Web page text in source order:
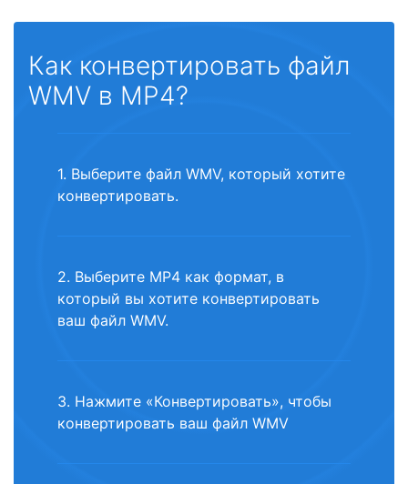
Как конвертировать файл
WMV в MP4?
1. Выберите файл WMV, который хотите
конвертировать.
2. Выберите MP4 как формат, в
который вы хотите конвертировать
ваш файл WMV.
3. Нажмите «Конвертировать», чтобы
конвертировать ваш файл WMV